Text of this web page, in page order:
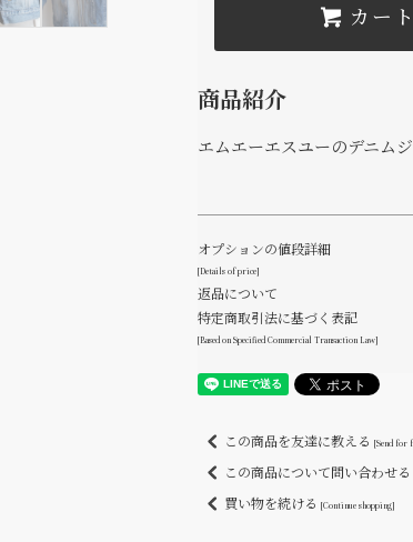
カー
商品紹介
エムエーエスユーのデニム
オプションの値段詳細
[Details of price]
返品について
特定商取引法に基づく表記
[Based on Specified Commercial Transaction Law]
この商品を友達に教える [Send for
この商品について問い合わせる
買い物を続ける [Continue shopping]